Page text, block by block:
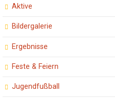
Aktive
Bildergalerie
Ergebnisse
Feste & Feiern
Jugendfußball